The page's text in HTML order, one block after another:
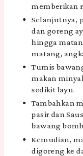
memberikan
Selanjutnya,
dan goreng
hingga
matang,
Tumis
makan
sedikit layu.
Tambahkan
pasir dan
bawang
Kemudian,
digoreng ke